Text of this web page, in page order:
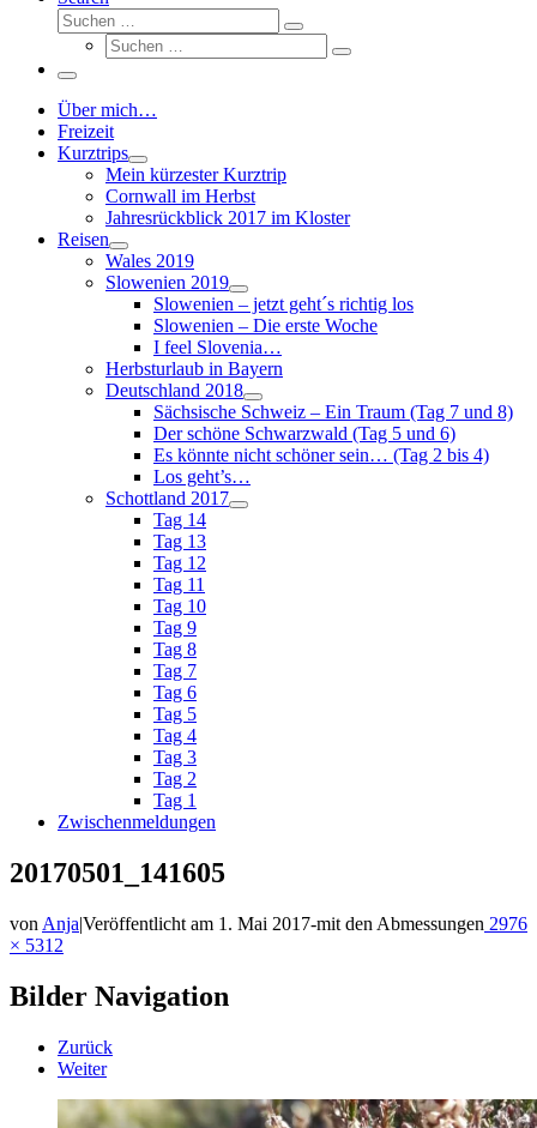
Suche
Suchen
Suche
Suchen
Menü
Über mich…
Freizeit
Kurztrips
Mein kürzester Kurztrip
Cornwall im Herbst
Jahresrückblick 2017 im Kloster
Reisen
Wales 2019
Slowenien 2019
Slowenien – jetzt geht´s richtig los
Slowenien – Die erste Woche
I feel Slovenia…
Herbsturlaub in Bayern
Deutschland 2018
Sächsische Schweiz – Ein Traum (Tag 7 und 8)
Der schöne Schwarzwald (Tag 5 und 6)
Es könnte nicht schöner sein… (Tag 2 bis 4)
Los geht’s…
Schottland 2017
Tag 14
Tag 13
Tag 12
Tag 11
Tag 10
Tag 9
Tag 8
Tag 7
Tag 6
Tag 5
Tag 4
Tag 3
Tag 2
Tag 1
Zwischenmeldungen
20170501_141605
von Anja|Veröffentlicht am 1. Mai 2017-mit den Abmessungen 2976
× 5312
Bilder Navigation
Zurück
Weiter